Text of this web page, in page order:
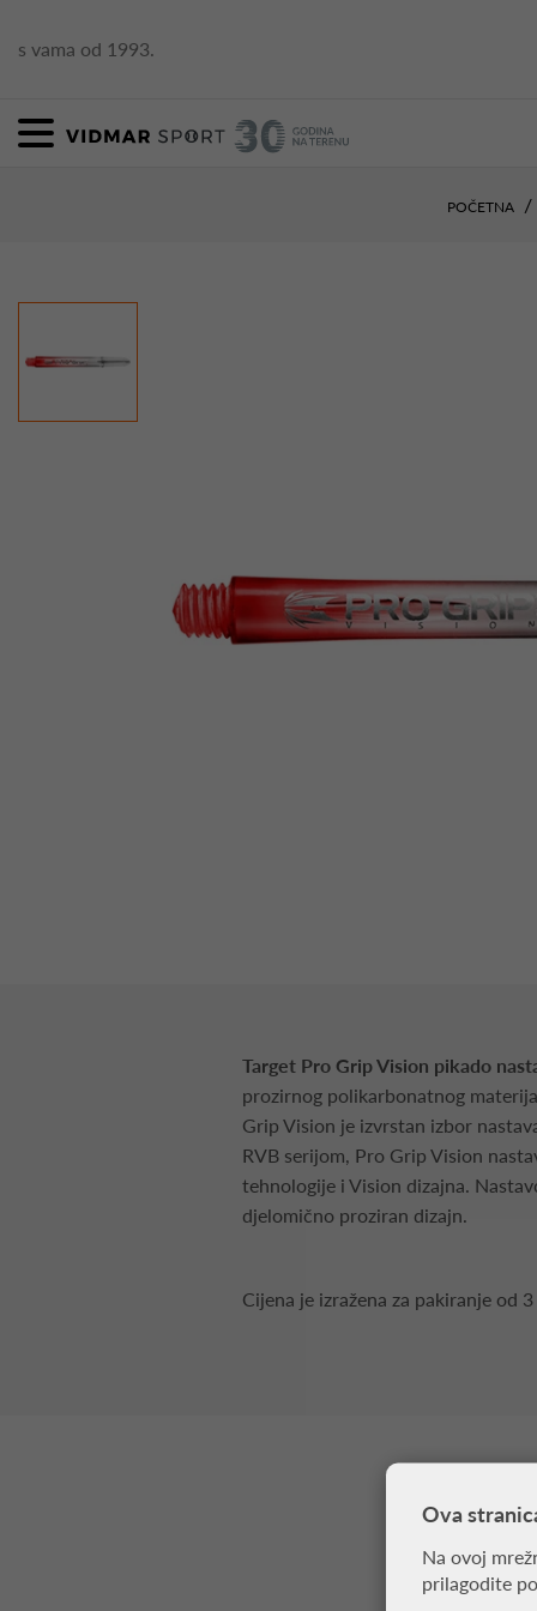
s vama od 1993.
POČETNA
Target Pro Grip Vision pikado
prozirnog polikarbonatnog
Grip Vision je izvrstan izbor
RVB serijom, Pro Grip Vision
tehnologije i Vision dizajna.
djelomično proziran dizajn.
Cijena je izražena za pakiranje od
Ova
Na ovoj
prilagodite